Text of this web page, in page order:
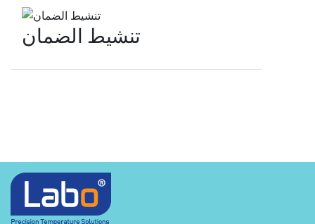
تنشيط الضمان